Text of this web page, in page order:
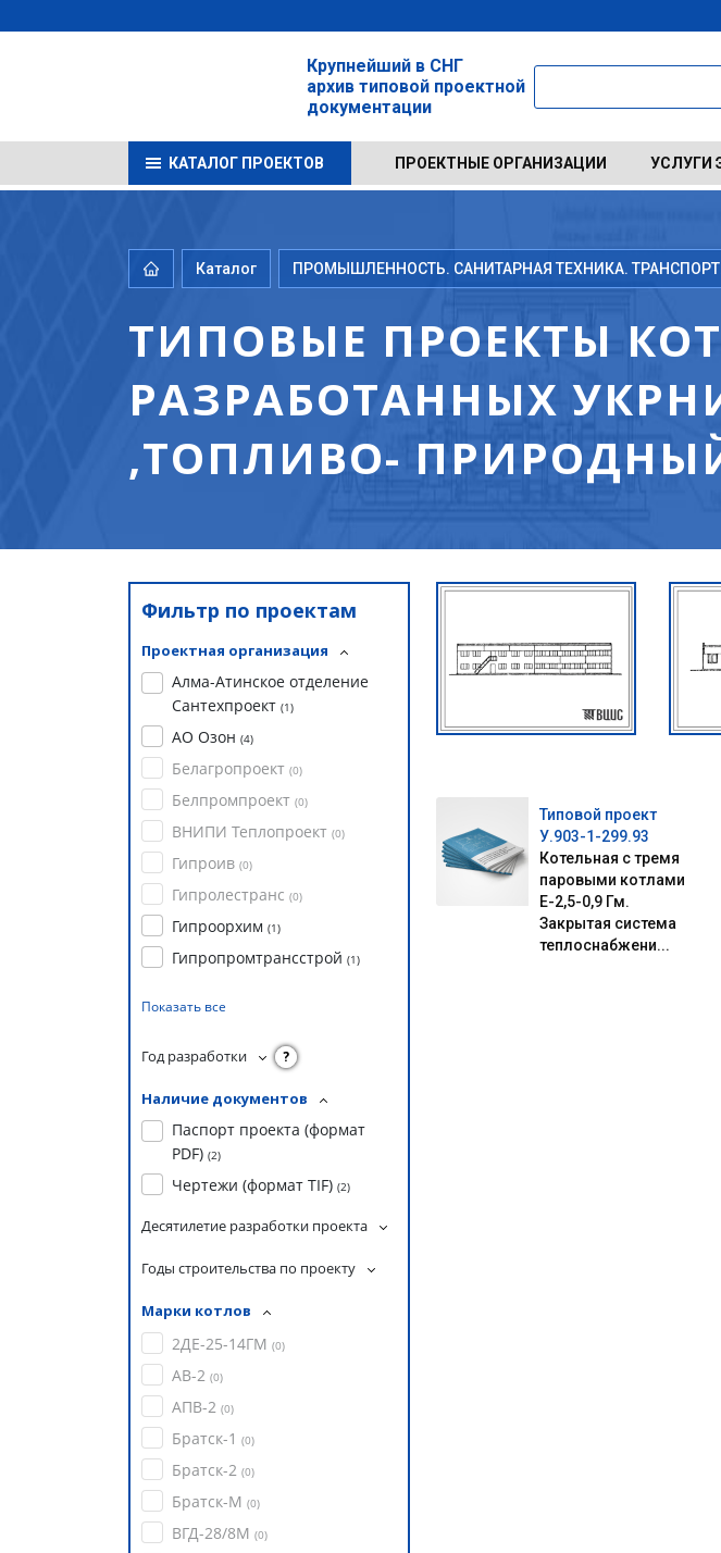
Крупнейший в СНГ
архив типовой проектной
документации
КАТАЛОГ ПРОЕКТОВ ПРОЕКТНЫЕ ОРГАНИЗАЦИИ УСЛУГИ
Каталог ПРОМЫШЛЕННОСТЬ. САНИТАРНАЯ ТЕХНИКА.
ТИПОВЫЕ ПРОЕКТЫ
РАЗРАБОТАННЫХ
,ТОПЛИВО-
Фильтр по проектам
Проектная организация
Алма-Атинское отделение
Сантехпроект (1)
АО Озон (4)
Белагропроект (0)
Белпромпроект (0)
ВНИПИ Теплопроект (0)
Гипроив (0)
Гипролестранс (0)
Гипроорхим (1)
Гипропромтрансстрой (1)
Показать все
Год разработки ?
Наличие документов
Паспорт проекта (формат
PDF) (2)
Чертежи (формат TIF) (2)
Десятилетие разработки проекта
Годы строительства по проекту
Марки котлов
2ДЕ-25-14ГМ (0)
АВ-2 (0)
АПВ-2 (0)
Братск-1 (0)
Братск-2 (0)
Братск-М (0)
ВГД-28/8М (0)
Типовой проект
У.903-1-299.93
Котельная с тремя
паровыми котлами
Е-2,5-0,9 Гм.
Закрытая система
теплоснабжени...